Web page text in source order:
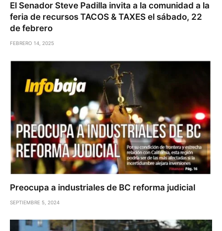
El Senador Steve Padilla invita a la comunidad a la
feria de recursos TACOS & TAXES el sábado, 22
de febrero
FEBRERO 14, 2025
Preocupa a industriales de BC reforma judicial
SEPTIEMBRE 5, 2024